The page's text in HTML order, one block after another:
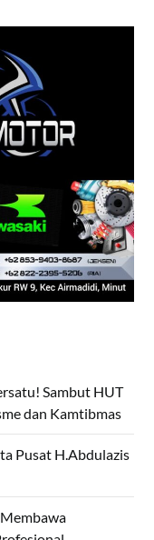
Sambut HUT
dan Kamtibmas
Pusat H.Abdulazis